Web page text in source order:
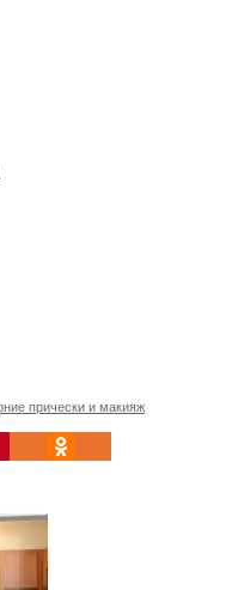
прически и макияж